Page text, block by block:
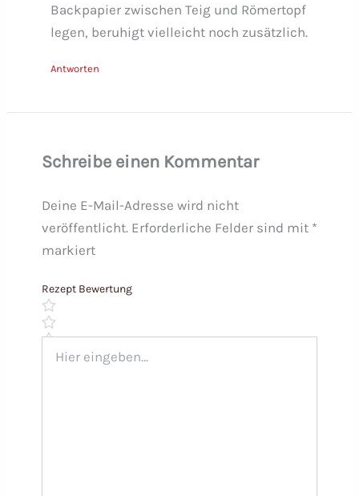
Backpapier zwischen Teig und Römertopf
legen, beruhigt vielleicht noch zusätzlich.
Antworten
Schreibe einen Kommentar
Deine E-Mail-Adresse wird nicht
veröffentlicht. Erforderliche Felder sind mit *
markiert
Rezept Bewertung
eingeben…